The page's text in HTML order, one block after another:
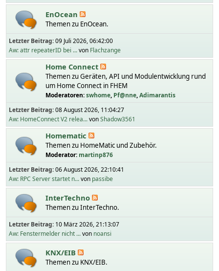
EnOcean
Themen zu EnOcean.
Letzter Beitrag:09 Juli 2026, 06:42:00
Aw: attr repeaterID bei ...von Flachzange
Home Connect
Themen zu Geräten, API und Modulentwicklung rund
um Home Connect in FHEM
Moderatoren:swhome, Pf@nne,Adimarantis
Letzter Beitrag:08 August 2026, 11:04:27
Aw: HomeConnect V2 relea...vonShadow3561
Homematic
Themen zu HomeMatic und Zubehör.
Moderator: martinp876
Letzter Beitrag:06 August 2026, 22:10:41
Aw: RPC Server startet n...von passibe
InterTechno
Themen zu InterTechno.
Letzter Beitrag: 10 März 2026, 21:13:07
Aw: Fenstermelder nicht ...von noansi
KNX/EIB
Themen zu KNX/EIB.